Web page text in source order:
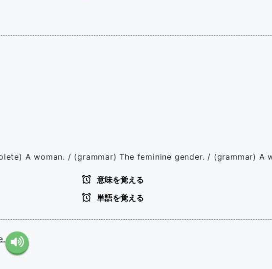
A woman. / (grammar) The feminine gender. / (grammar) A
意味を覚える
単語を覚える